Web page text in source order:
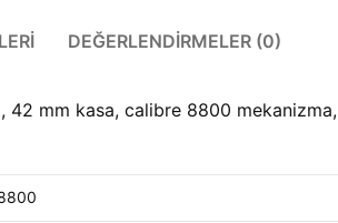
DEĞERLENDIRMELER (0)
mm kasa, calibre 8800